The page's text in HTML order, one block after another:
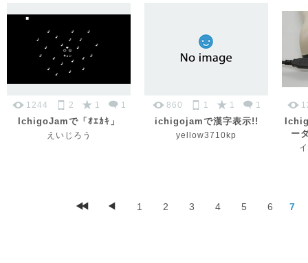
1244 2 1 1
IchigoJamで「ｵｴｶｷ」
えいじろう
860 1 1 1
ichigojamで漢字表示!!
yellow3710kp
ー
1 2 3 4 5 6 7